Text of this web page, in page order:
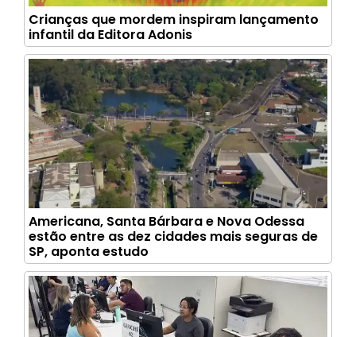
Crianças que mordem inspiram lançamento
infantil da Editora Adonis
Americana, Santa Bárbara e Nova Odessa
estão entre as dez cidades mais seguras de
SP, aponta estudo